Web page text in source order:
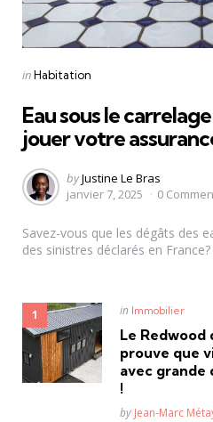
Categories
Posted
inHabitation
Eau sous le
jouer votre
Posted
by
byJustine Le Bras
janvier 7, 2025
0
Savez-vous que les dégâts des
des sinistres déclarés en
Posted
in
in Immobilier
Le Redwood
prouve que
avec grande
!
Posted
by Jean-Marc